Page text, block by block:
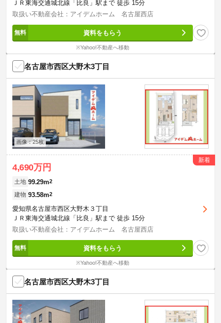
ＪＲ東海交通城北線「比良」駅まで 徒歩 15分
取扱い不動産会社：アイデムホーム 名古屋西店
資料をもらう
※Yahoo!不動産へ移動
名古屋市西区大野木3丁目
画像：25枚
4,690万円
新着
土地 99.29m2
建物 93.58m2
愛知県名古屋市西区大野木３丁目
ＪＲ東海交通城北線「比良」駅まで 徒歩 15分
取扱い不動産会社：アイデムホーム 名古屋西店
資料をもらう
※Yahoo!不動産へ移動
名古屋市西区大野木3丁目